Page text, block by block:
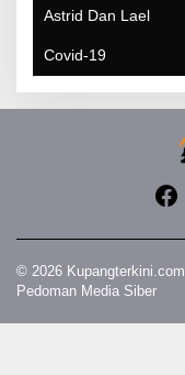
Astrid Dan Lael
Covid-19
© 2026 Kupangterkini.com
Pedoman Media Siber